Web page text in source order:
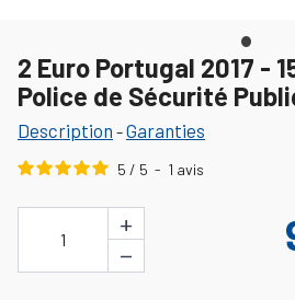
2 Euro Portugal 2017 -
Police de Sécurité
Description -Garanties
5 / 5 - 1 avis
1
+
−